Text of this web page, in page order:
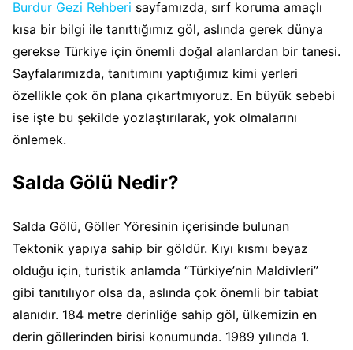
Burdur Gezi Rehberi sayfamızda, sırf koruma amaçlı
kısa bir bilgi ile tanıttığımız göl, aslında gerek dünya
gerekse Türkiye için önemli doğal alanlardan bir tanesi.
Sayfalarımızda, tanıtımını yaptığımız kimi yerleri
özellikle çok ön plana çıkartmıyoruz. En büyük sebebi
ise işte bu şekilde yozlaştırılarak, yok olmalarını
önlemek.
Salda Gölü Nedir?
Salda Gölü, Göller Yöresinin içerisinde bulunan
Tektonik yapıya sahip bir göldür. Kıyı kısmı beyaz
olduğu için, turistik anlamda “Türkiye’nin Maldivleri”
gibi tanıtılıyor olsa da, aslında çok önemli bir tabiat
alanıdır. 184 metre derinliğe sahip göl, ülkemizin en
derin göllerinden birisi konumunda. 1989 yılında 1.